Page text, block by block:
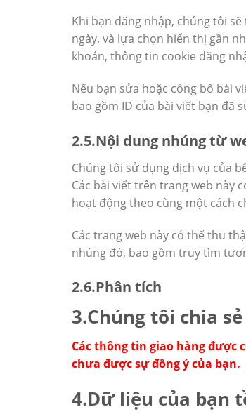
Khi bạn đăng nhập, chúng tôi
ngày, và lựa chọn hiển thị gần
khoản, thông tin cookie đăng
Nếu bạn sửa hoặc công bố bài
bao gồm ID của bài viết bạn đã
2.5.Nội dung nhúng từ
Chúng tôi sử dụng dịch vụ của
Các bài viết trên trang web này
hoạt động theo cùng một cách
Các trang web này có thể thu
nhúng đó, bao gồm truy tìm
2.6.Phân tích
3.Chúng tôi chia
Các thông tin giao hàng được
chưa được sự đồng ý của bạn.
4.Dữ liệu của bạn